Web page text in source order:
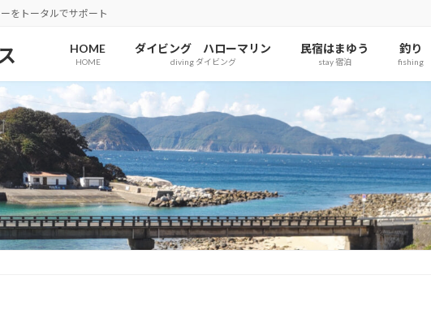
をトータルでサポート
HOME
HOME
ダイビング ハローマリン
diving ダイビング
民宿はまゆう
stay 宿泊
釣り
fishing